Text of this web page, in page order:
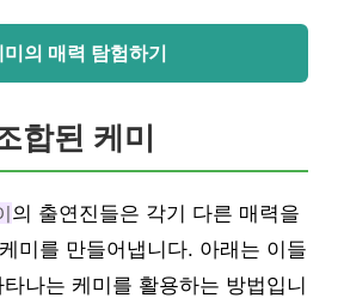
미의 매력 탐험하기
합된 케미
의 출연진들은 각기 다른 매력을
미를 만들어냅니다. 아래는 이들
나는 케미를 활용하는 방법입니